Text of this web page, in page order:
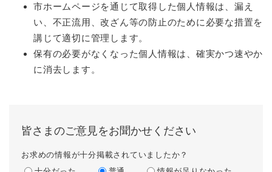
市ホームページを通じて取得した個人情報は、漏え
い、不正流用、改ざん等の防止のために必要な措置を
講じて適切に管理します。
保有の必要がなくなった個人情報は、確実かつ速やか
に消去します。
皆さまのご意見をお聞かせください
お求めの情報が十分掲載されていましたか？